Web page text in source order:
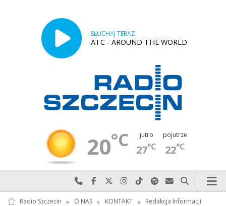
SŁUCHAJ TERAZ
ATC - AROUND THE WORLD
20°C jutro
27°C
pojutrze
22°C
Najlepiej po prostu do nas zadzwoń
Odwiedź nas na Facebook-u
Odwiedź nas na X
Odwiedź nas na Instagram-ie
Odwiedź nas na TikTok-u
Szukaj nas na Spotify
Wyślij do nas
Szukaj
Radio Szczecin » O NAS » KONTAKT » Redakcja Informacji